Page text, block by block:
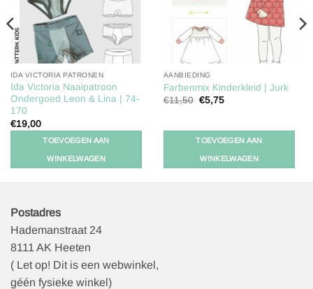
IDA VICTORIA PATRONEN
Ida Victoria Naaipatroon
Ondergoed Leon & Lina | 74-
170
€19,00
TOEVOEGEN AAN
WINKELWAGEN
AANBIEDING
Farbenmix Kinderkleid | Jurk
€11,50 Oorspronkelijke
€5,75Huidige
TOEVOEGEN AAN
WINKELWAGEN
Postadres
Hademanstraat 24
8111 AK Heeten
( Let op! Dit is een webwinkel,
géén fysieke winkel)